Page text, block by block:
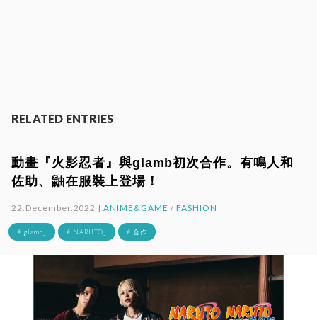
RELATED ENTRIES
動畫『火影忍者』與glamb初次合作。有鳴人和
佐助、鼬在服裝上登場！
22.December.2022 |ANIME&GAME / FASHION
# glamb_ # NARUTO_ # 合作